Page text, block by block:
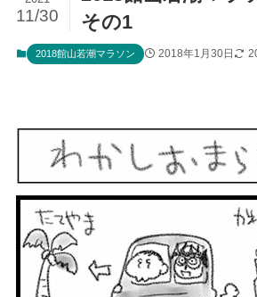
その1
11/30
2018館山若潮マラソン 2018年1月30日